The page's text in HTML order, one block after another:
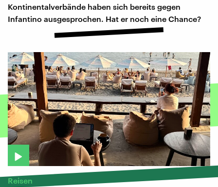
Kontinentalverbände haben sich bereits gegen
Infantino ausgesprochen. Hat er noch eine Chance?
Reisen